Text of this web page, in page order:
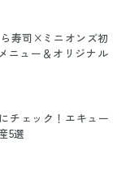
寿司×ミニオンズ初
ニュー＆オリジナル
チェック！エキュー
5選